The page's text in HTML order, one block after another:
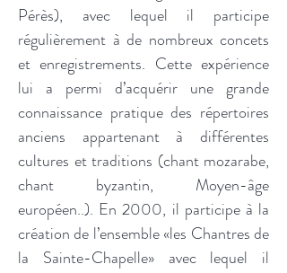
Pérès), avec lequel il participe
régulièrement à de nombreux concets
et enregistrements. Cette expérience
lui a permi d’acquérir une grande
connaissance pratique des répertoires
anciens appartenant à différentes
cultures et traditions (chant mozarabe,
chant byzantin, Moyen-âge
européen..). En 2000, il participe à la
création de l’ensemble «les Chantres de
la Sainte-Chapelle» avec lequel il